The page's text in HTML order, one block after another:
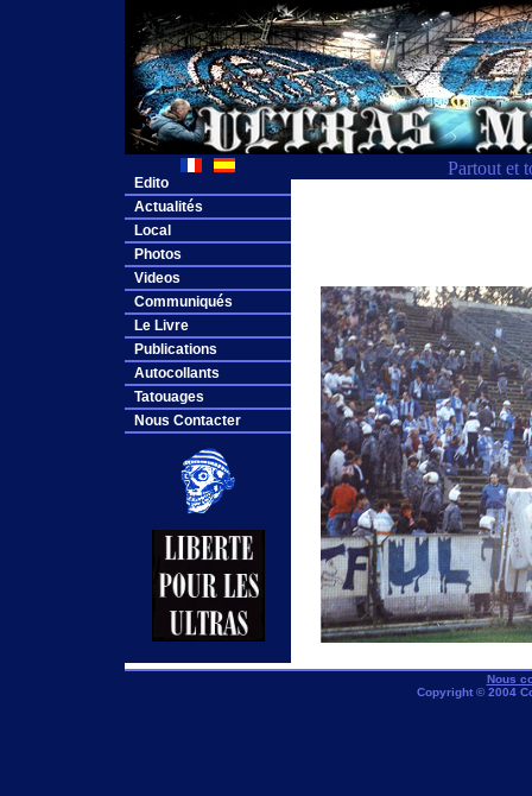
Partout et
Edito
Actualités
Local
Photos
Videos
Communiqués
Le Livre
Publications
Autocollants
Tatouages
Nous Contacter
Nous
Copyright © 2004